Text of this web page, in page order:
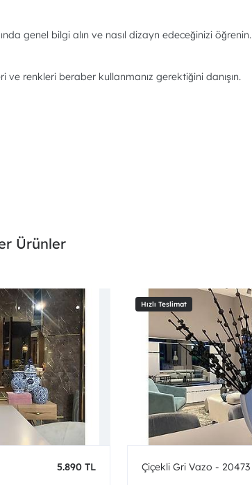
genel bilgi alın ve nasıl dizayn edeceğinizi öğrenin.
ve renkleri beraber kullanmanız gerektiğini danışın.
Ürünler
5.890 TL Çiçekli Gri Vazo - 20473